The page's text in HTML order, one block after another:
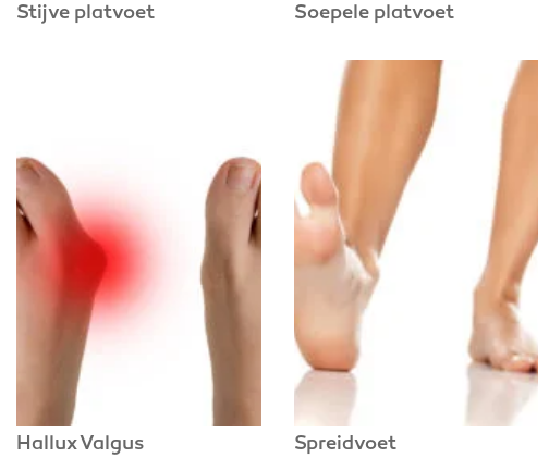
Stijve platvoet Soepele platvoet
Hallux Valgus Spreidvoet